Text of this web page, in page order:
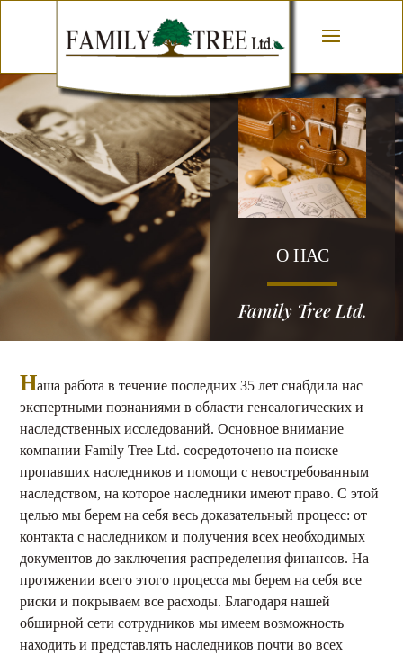
О НАС
Family Tree Ltd.
Наша работа в течение последних 35 лет снабдила нас
экспертными познаниями в области генеалогических и
наследственных исследований. Основное внимание
компании Family Tree Ltd. сосредоточено на поиске
пропавших наследников и помощи с невостребованным
наследством, на которое наследники имеют право. С этой
целью мы берем на себя весь доказательный процесс: от
контакта с наследником и получения всех необходимых
документов до заключения распределения финансов. На
протяжении всего этого процесса мы берем на себя все
риски и покрываем все расходы. Благодаря нашей
обширной сети сотрудников мы имеем возможность
находить и представлять наследников почти во всех